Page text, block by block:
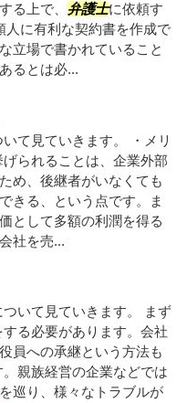
る上で、 弁護士に依頼す
に有利な契約書を作成で
立場で書かれていること
るとは必...
て見ていきます。 ・メリ
られることは、企業外部
め、後継者がいなくても
きる、という点です。ま
として多額の利潤を得る
社を売...
いて見ていきます。 まず
る必要があります。会社
員への承継という方法も
親族経営の企業などでは
巡り、様々なトラブルが